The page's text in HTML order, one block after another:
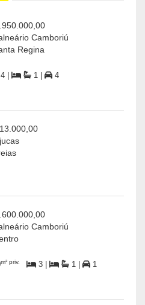
Camboriú
Regina
4 | 1 | 4
Camboriú
m² priv. 3 | 1 | 1